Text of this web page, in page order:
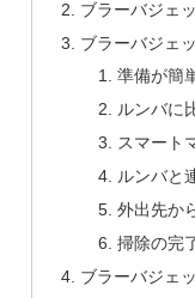
ブラーバジェ
ブラーバジェ
準備が簡
ルンバに
スマート
ルンバと
外出先か
掃除の完
ブラーバジェ